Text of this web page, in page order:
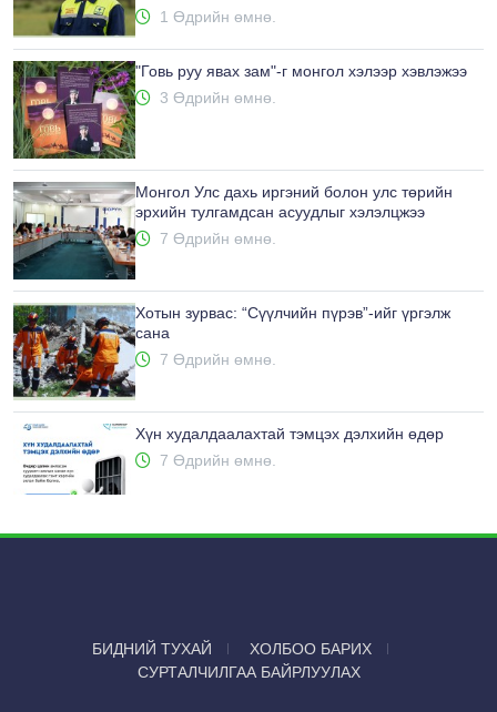
1 Өдрийн өмнө.
"Говь руу явах зам"-г монгол хэлээр хэвлэжээ
3 Өдрийн өмнө.
Монгол Улс дахь иргэний болон улс төрийн
эрхийн тулгамдсан асуудлыг хэлэлцжээ
7 Өдрийн өмнө.
Хотын зурвас: “Сүүлчийн пүрэв”-ийг үргэлж
сана
7 Өдрийн өмнө.
Хүн худалдаалахтай тэмцэх дэлхийн өдөр
7 Өдрийн өмнө.
БИДНИЙ ТУХАЙ
ХОЛБОО БАРИХ
СУРТАЛЧИЛГАА БАЙРЛУУЛАХ